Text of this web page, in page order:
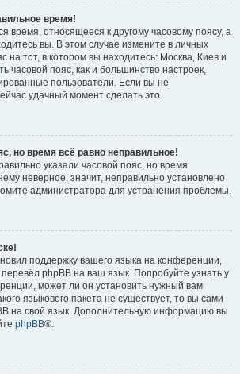
время!
время, относящееся к другому часовому поясу, а
вы. В этом случае измените в личных
на тот, в котором вы находитесь: Москва, Киев и
часовой пояс, как и большинство настроек,
пользователи. Если вы не
удачный момент сделать это.
но время всё равно неправильное!
указали часовой пояс, но время
неверное, значит, неправильно установлено
администратора для устранения проблемы.
поддержку вашего языка на конференции,
phpBB на ваш язык. Попробуйте узнать у
может ли он установить нужный вам
языкового пакета не существует, то вы сами
на свой язык. Дополнительную информацию вы
phpBB®.